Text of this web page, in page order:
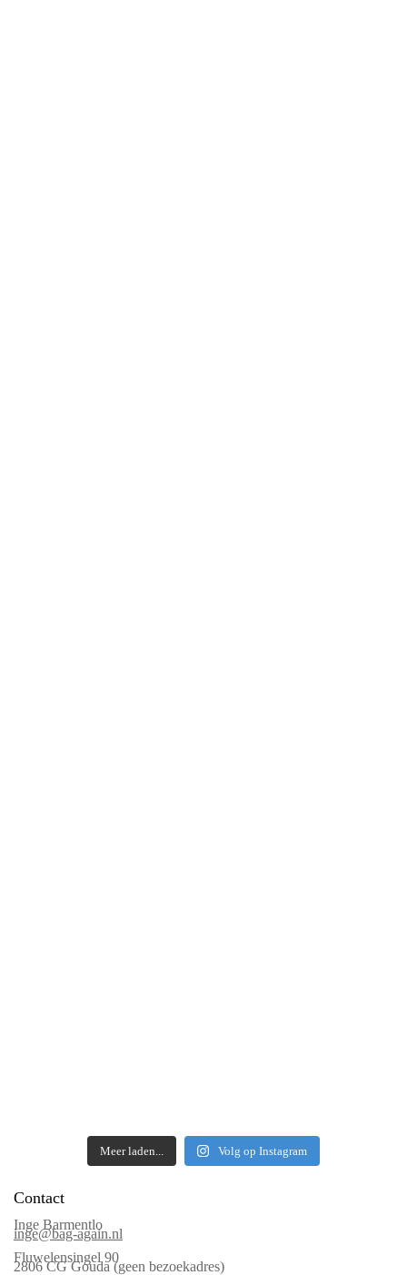
Meer laden... Volg op Instagram
Contact
Inge Barmentlo
inge@bag-again.nl
Fluwelensingel 90
2806 CG Gouda (geen bezoekadres)